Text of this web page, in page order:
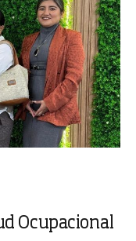
Ocupacional